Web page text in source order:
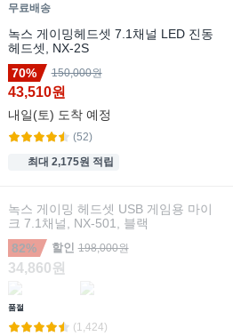
무료배송
녹스 게이밍헤드셋 7.1채널 LED 진동
헤드셋, NX-2S
70%
150,000원
43,510원
내일(토) 도착 예정
(52)
최대 2,175원 적립
녹스 게이밍 헤드셋 USB 게임용 마이
크 7.1채널, NX-501, 블랙
82%
할인 198,000원
34,860원
품절
(1,424)